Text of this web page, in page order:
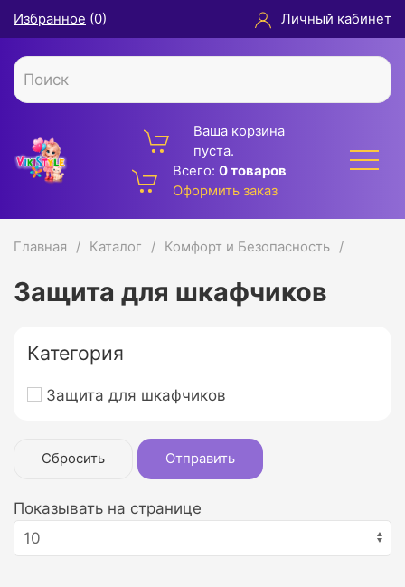
Избранное (0) Личный кабинет
Ваша корзина
пуста.
Всего: 0 товаров
Оформить заказ
Главная Каталог Комфорт и Безопасность
Защита для шкафчиков
Категория
Защита для шкафчиков
Сбросить Отправить
Показывать на странице